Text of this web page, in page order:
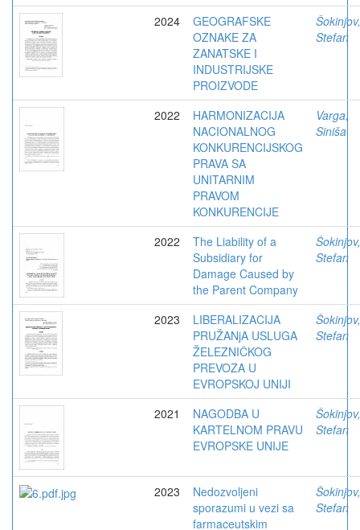
2024
GEOGRAFSKE
OZNAKE ZA
ZANATSKE I
INDUSTRIJSKE
PROIZVODE
Šokinjov,
Stefan
2022
HARMONIZACIJA
NACIONALNOG
KONKURENCIJSKOG
PRAVA SA
UNITARNIM
PRAVOM
KONKURENCIJE
Varga,
Siniša
2022
The Liability of a
Subsidiary for
Damage Caused by
the Parent Company
Šokinjov,
Stefan
2023
LIBERALIZACIJA
PRUŽANjA USLUGA
ŽELEZNIČKOG
PREVOZA U
EVROPSKOJ UNIJI
Šokinjov,
Stefan
2021
NAGODBA U
KARTELNOM PRAVU
EVROPSKE UNIJE
Šokinjov,
Stefan
2023
Nedozvoljeni
sporazumi u vezi sa
farmaceutskim
Šokinjov,
Stefan